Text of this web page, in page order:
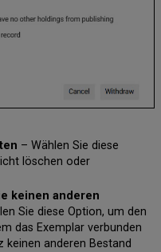
– Wählen Sie diese
löschen oder
keinen anderen
Sie diese Option, um den
das Exemplar verbunden
anderen Bestand